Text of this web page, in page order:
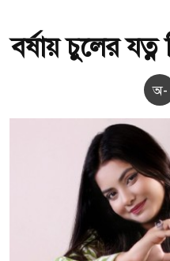
বর্ষায় চুলের
অ-